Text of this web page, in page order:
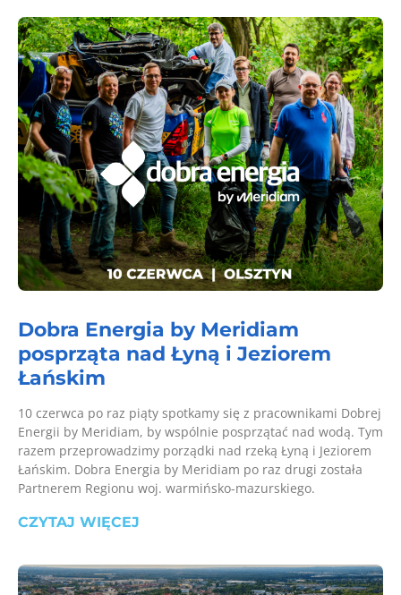
Dobra Energia by Meridiam
posprząta nad Łyną i Jeziorem
Łańskim
10 czerwca po raz piąty spotkamy się z pracownikami Dobrej
Energii by Meridiam, by wspólnie posprzątać nad wodą. Tym
razem przeprowadzimy porządki nad rzeką Łyną i Jeziorem
Łańskim. Dobra Energia by Meridiam po raz drugi została
Partnerem Regionu woj. warmińsko-mazurskiego.
CZYTAJ WIĘCEJ